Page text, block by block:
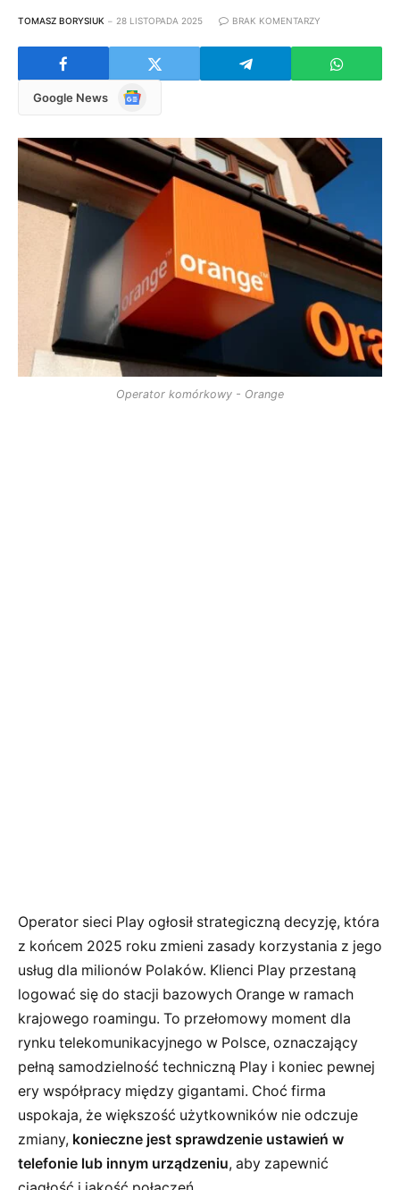
TOMASZ BORYSIUK 28 LISTOPADA 2025 BRAK KOMENTARZY
Google News
Google
Operator komórkowy - Orange
Operator sieci Play ogłosił strategiczną decyzję, która
z końcem 2025 roku zmieni zasady korzystania z jego
usług dla milionów Polaków. Klienci Play przestaną
logować się do stacji bazowych Orange w ramach
krajowego roamingu. To przełomowy moment dla
rynku telekomunikacyjnego w Polsce, oznaczający
pełną samodzielność techniczną Play i koniec pewnej
ery współpracy między gigantami. Choć firma
uspokaja, że większość użytkowników nie odczuje
zmiany, konieczne jest sprawdzenie ustawień w
telefonie lub innym urządzeniu, aby zapewnić